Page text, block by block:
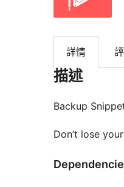
詳情
描述
Backup
Don’t lose